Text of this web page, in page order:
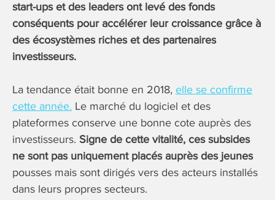
start-ups et des leaders ont levé des fonds
conséquents pour accélérer leur croissance grâce à
des écosystèmes riches et des partenaires
investisseurs.
La tendance était bonne en 2018, elle se confirme
cette année. Le marché du logiciel et des
plateformes conserve une bonne cote auprès des
investisseurs. Signe de cette vitalité, ces subsides
ne sont pas uniquement placés auprès des jeunes
pousses mais sont dirigés vers des acteurs installés
dans leurs propres secteurs.